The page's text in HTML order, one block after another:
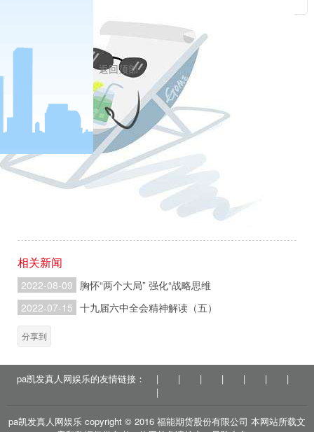
基调，出台一系列重大方针政策，推出一系列重大
举措，推进一系列重大工作，战胜一系列重大风险
挑战，解决了许多长期想解决而没有解决的难题，
办成了许多过去想办而没有办成的大事，全面建成
小康社会目标如期实现，党和国家事业取得历史性
成就、发生历史性变革,彰显了中国特色社会主义
的强大生机活力，党心军心民心空前凝聚振奋，为
实现中华民族伟大复兴提供了更为完善的制度保证
更为坚实的物质基础、更为主动的精神力量。中国
共产党和中国人民以英勇顽强的奋斗向世界庄严宣
告，中华民族迎来了从站起来、富起来到强起来的
相关新闻
2022-08-09 胸怀“两个大局” 强化“战略思维
2022-07-15 十九届六中全会精神解读（五）
分享到
pa凯发真人网娱乐的友情链接： | | | | | |
|
|
pa凯发真人网娱乐 copyright © 2016 福能期货股份有限公司 本网站所载文
返回顶部